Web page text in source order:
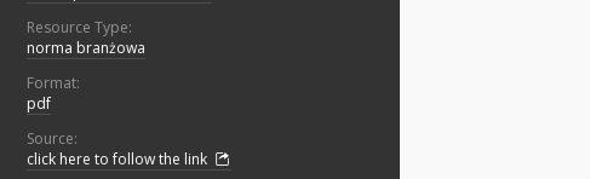
Resource Type:
norma branżowa
Format:
pdf
Source:
click here to follow the link